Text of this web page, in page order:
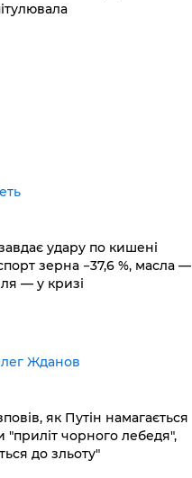
удару по кишені
зерна −37,6 %, масла —
— у кризі
Жданов
як Путін намагається
"приліт чорного лебедя",
до зльоту"